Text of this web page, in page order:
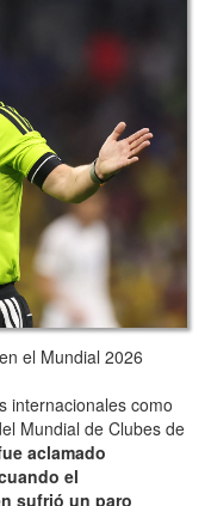
el Mundial 2026
internacionales como
Mundial de Clubes de
aclamado
el
sufrió un paro